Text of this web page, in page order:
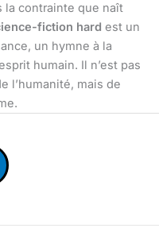
la contrainte que naît
fiction hard est un
un hymne à la
humain. Il n’est pas
l’humanité, mais de